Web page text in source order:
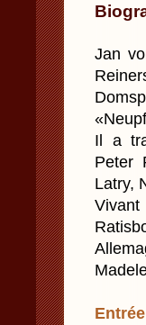
Jan
Il a
Peter
Latry,